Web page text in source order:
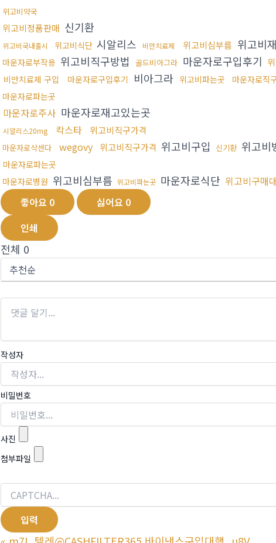
위고비약국
위고비정품판매 신기환
위고비국내출시 위고비식단 시알리스 비만치료제 위고비심부름 위고비
마운자로부작용 위고비직구방법 골드비아그라 마운자로구입후기
비만치료제 구입 마운자로구입후기 비아그라 위고비파는곳 마운자로직
마운자로파는곳
마운자로주사 마운자로재고있는곳
시알리스20mg 칵스타 위고비직구가격
마운자로삭센다 wegovy 위고비직구가격 위고비구입 신기환 위고비
마운자로파는곳
마운자로병원 위고비심부름 위고비파는곳 마운자로식단 위고비구매
좋아요 0 싫어요 0
인쇄
전체 0
작성자
비밀번호
사진
첨부파일